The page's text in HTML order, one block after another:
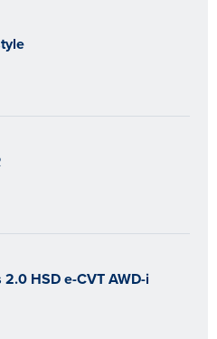
HSD e-CVT AWD-i